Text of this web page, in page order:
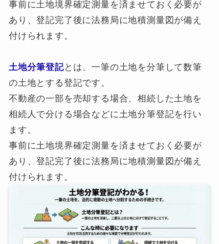
事前に土地境界確定測量を済ませておく必要が
あり、登記完了後に法務局に地積測量図が備え
付けられます。
土地分筆登記とは、一筆の土地を分筆して数筆
の土地とする登記です。
不動産の一部を売却する場合、相続した土地を
相続人で分ける場合などに土地分筆登記を行い
ます。
事前に土地境界確定測量を済ませておく必要が
あり、登記完了後に法務局に地積測量図が備え
付けられます。